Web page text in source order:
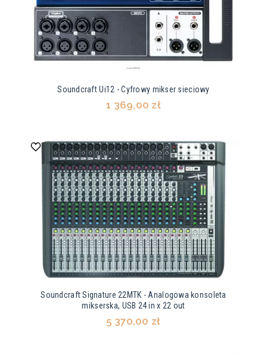
Soundcraft Ui12 - Cyfrowy mikser sieciowy
1 369,00 zł
Soundcraft Signature 22MTK - Analogowa konsoleta
mikserska, USB 24 in x 22 out
5 370,00 zł